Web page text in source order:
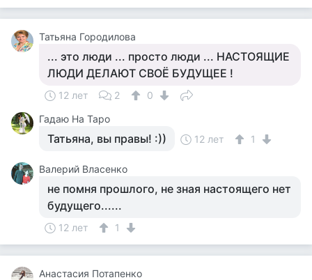
Татьяна Городилова
... это люди ... просто люди ... НАСТОЯЩИЕ
ЛЮДИ ДЕЛАЮТ СВОЁ БУДУЩЕЕ !
12 лет 2
0
Гадаю На Таро
Татьяна, вы правы! :)) 12 лет 1
Валерий Власенко
не помня прошлого, не зная настоящего нет
будущего......
12 лет 1
Анастасия Потапенко